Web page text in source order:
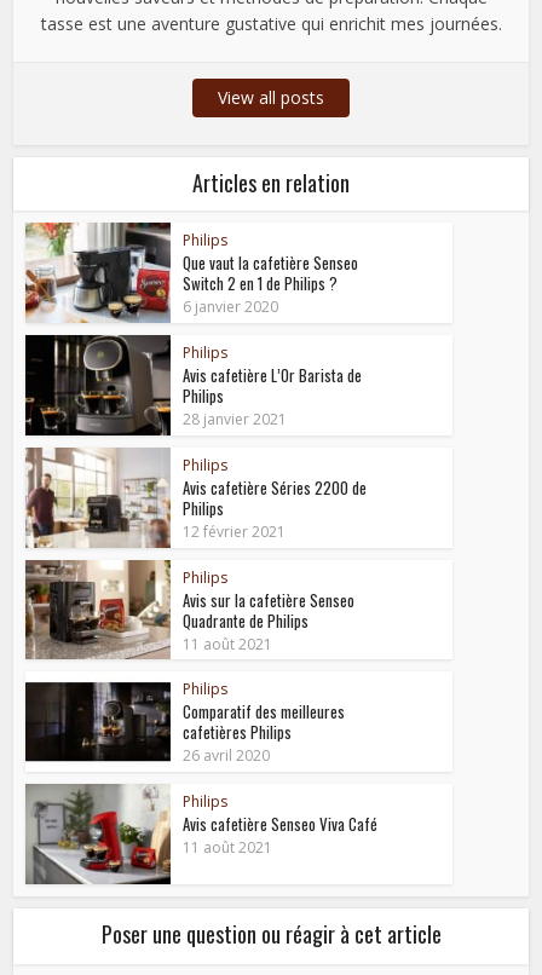
tasse est une aventure gustative qui enrichit mes journées.
View all posts
Articles en relation
Philips
Que vaut la cafetière Senseo
Switch 2 en 1 de Philips ?
6 janvier 2020
Philips
Avis cafetière L’Or Barista de
Philips
28 janvier 2021
Philips
Avis cafetière Séries 2200 de
Philips
12 février 2021
Philips
Avis sur la cafetière Senseo
Quadrante de Philips
11 août 2021
Philips
Comparatif des meilleures
cafetières Philips
26 avril 2020
Philips
Avis cafetière Senseo Viva Café
11 août 2021
Poser une question ou réagir à cet article